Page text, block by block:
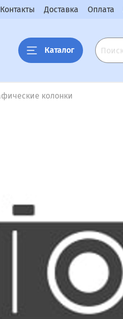
Контакты Доставка Оплата
Каталог
колонки